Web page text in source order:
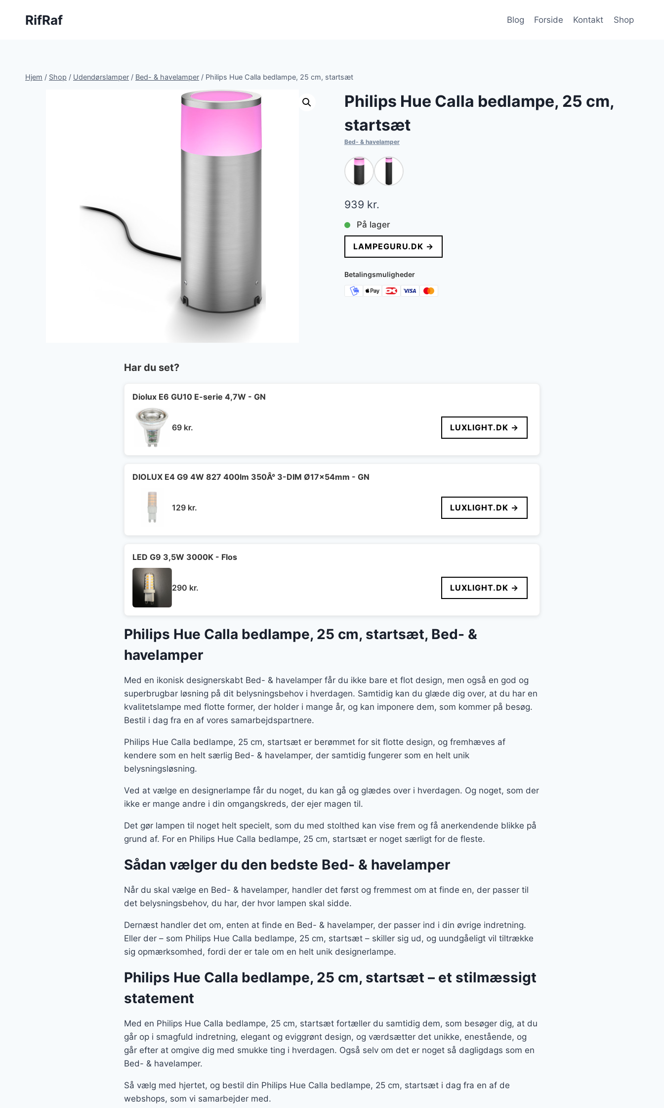
RifRaf Blog Forside Kontakt Shop
Hjem / Shop / Udendørslamper / Bed- & havelamper / Philips Hue Calla bedlampe, 25 cm, startsæt
Philips Hue Calla bedlampe, 25 cm,
startsæt
Bed- & havelamper
939 kr.
På lager
LAMPEGURU.DK →
Betalingsmuligheder
Har du set?
Diolux E6 GU10 E-serie 4,7W - GN
69 kr. LUXLIGHT.DK →
DIOLUX E4 G9 4W 827 400lm 350Â° 3-DIM Ø17x54mm - GN
129 kr. LUXLIGHT.DK →
LED G9 3,5W 3000K - Flos
290 kr. LUXLIGHT.DK →
Philips Hue Calla bedlampe, 25 cm, startsæt, Bed- &
havelamper
Med en ikonisk designerskabt Bed- & havelamper får du ikke bare et flot design, men også en god og
superbrugbar løsning på dit belysningsbehov i hverdagen. Samtidig kan du glæde dig over, at du har en
kvalitetslampe med flotte former, der holder i mange år, og kan imponere dem, som kommer på besøg.
Bestil i dag fra en af vores samarbejdspartnere.
Philips Hue Calla bedlampe, 25 cm, startsæt er berømmet for sit flotte design, og fremhæves af
kendere som en helt særlig Bed- & havelamper, der samtidig fungerer som en helt unik
belysningsløsning.
Ved at vælge en designerlampe får du noget, du kan gå og glædes over i hverdagen. Og noget, som der
ikke er mange andre i din omgangskreds, der ejer magen til.
Det gør lampen til noget helt specielt, som du med stolthed kan vise frem og få anerkendende blikke på
grund af. For en Philips Hue Calla bedlampe, 25 cm, startsæt er noget særligt for de fleste.
Sådan vælger du den bedste Bed- & havelamper
Når du skal vælge en Bed- & havelamper, handler det først og fremmest om at finde en, der passer til
det belysningsbehov, du har, der hvor lampen skal sidde.
Dernæst handler det om, enten at finde en Bed- & havelamper, der passer ind i din øvrige indretning.
Eller der – som Philips Hue Calla bedlampe, 25 cm, startsæt – skiller sig ud, og uundgåeligt vil tiltrække
sig opmærksomhed, fordi der er tale om en helt unik designerlampe.
Philips Hue Calla bedlampe, 25 cm, startsæt – et stilmæssigt
statement
Med en Philips Hue Calla bedlampe, 25 cm, startsæt fortæller du samtidig dem, som besøger dig, at du
går op i smagfuld indretning, elegant og eviggrønt design, og værdsætter det unikke, enestående, og
går efter at omgive dig med smukke ting i hverdagen. Også selv om det er noget så dagligdags som en
Bed- & havelamper.
Så vælg med hjertet, og bestil din Philips Hue Calla bedlampe, 25 cm, startsæt i dag fra en af de
webshops, som vi samarbejder med.